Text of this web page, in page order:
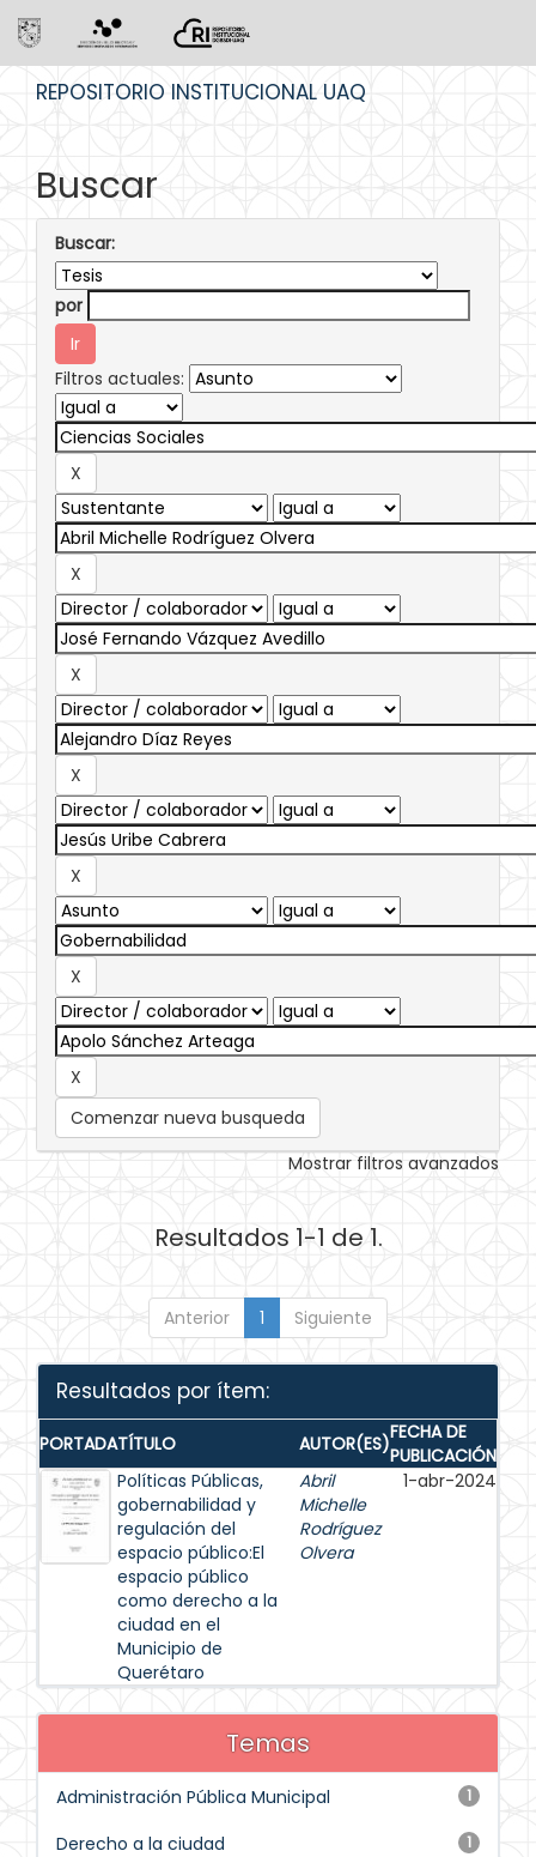
REPOSITORIO INSTITUCIONAL UAQ
Buscar
Buscar:
por
Filtros actuales:
Comenzar nueva busqueda
Mostrar filtros avanzados
Resultados 1-1 de 1.
Anterior 1 Siguiente
Resultados por ítem:
PORTADATÍTULO AUTOR(ES)FECHA DE
PUBLICACIÓN
Políticas Públicas,
gobernabilidad y
regulación del
espacio público:El
espacio público
como derecho a la
ciudad en el
Municipio de
Querétaro
Abril
Michelle
Rodríguez
Olvera
1-abr-2024
Temas
1
Administración Pública Municipal
1
Derecho a la ciudad